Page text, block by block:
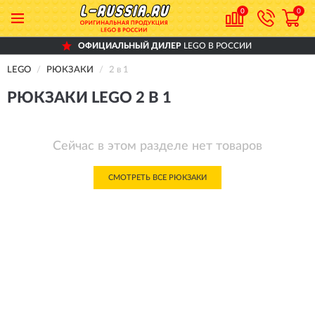
0 0
ОФИЦИАЛЬНЫЙ ДИЛЕР LEGO В РОССИИ
LEGO РЮКЗАКИ 2 в 1
РЮКЗАКИ LEGO 2 В 1
Сейчас в этом разделе нет товаров
СМОТРЕТЬ ВСЕ РЮКЗАКИ